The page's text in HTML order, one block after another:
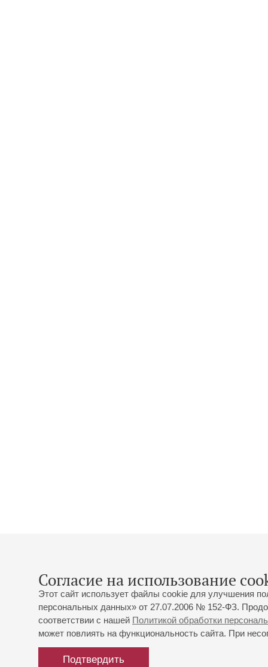
Согласие на использование
Этот сайт использует файлы cookie для улучшения
персональных данных» от 27.07.2006 № 152-ФЗ.
соответствии с нашей Политикой обработки
может повлиять на функциональность сайта. При
Подтвердить